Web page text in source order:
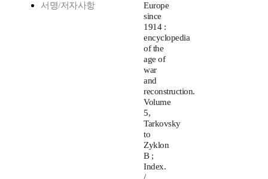
서명/저자사항
Europe
since
1914 :
encyclopedia
of the
age of
war
and
reconstruction.
Volume
5,
Tarkovsky
to
Zyklon
B ;
Index.